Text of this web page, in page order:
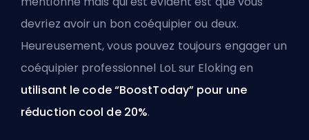
devriez avoir un bon coéquipier ou deux.
Heureusement, vous pouvez toujours engager un
coéquipier professionnel LoLsur Eloking en
utilisant le code “BoostToday” pour une
réduction cool de 20%.